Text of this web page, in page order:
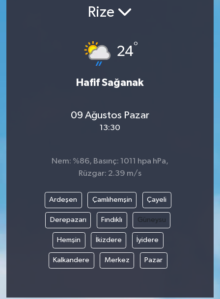
Rize
24°
Hafif Sağanak
09 Ağustos Pazar
13:30
Nem: %86, Basınç: 1011 hpa hPa,
Rüzgar: 2.39 m/s
Ardeşen Çamlıhemşin Çayeli
Derepazarı Fındıklı Güneysu
Hemşin İkizdere İyidere
Kalkandere Merkez Pazar